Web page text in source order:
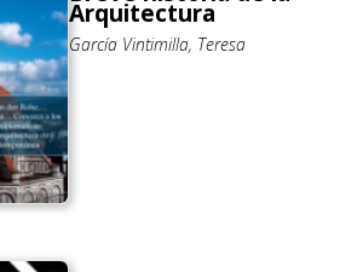
Arquitectura
García Vintimilla, Teresa